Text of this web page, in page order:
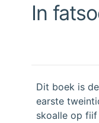
In
Dit boek is
earste
skoalle op fiif